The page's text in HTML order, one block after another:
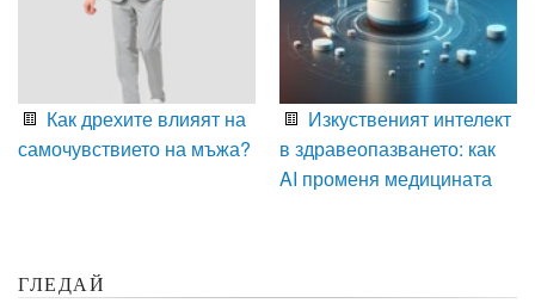
Как дрехите влияят на
самочувствието на мъжа?
Изкуственият интелект
в здравеопазването: как
AI променя медицината
ГЛЕДАЙ